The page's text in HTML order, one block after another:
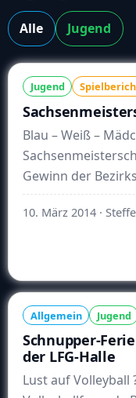
Alle Jugend
Jugend
Blau – Weiß –
Gewinn der
Ostsachsen durfte
mit seinen U 14 –
10. März 2014 ·
Allgemein Jugend
Schnupper-
der LFG-Halle
Lust auf Volleyball